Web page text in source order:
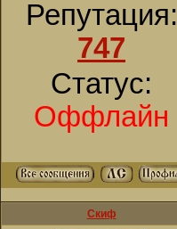
Репутация:
747
Статус:
Оффлайн
Скиф